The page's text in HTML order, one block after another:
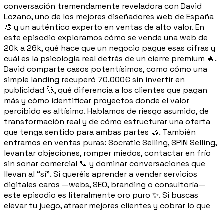
conversación tremendamente reveladora con David
Lozano, uno de los mejores diseñadores web de España
🎨 y un auténtico experto en ventas de alto valor. En
este episodio exploramos cómo se vende una web de
20k a 26k, qué hace que un negocio pague esas cifras y
cuál es la psicología real detrás de un cierre premium 🔥.
David comparte casos potentísimos, como cómo una
simple landing recuperó 70.000€ sin invertir en
publicidad 🚀, qué diferencia a los clientes que pagan
más y cómo identificar proyectos donde el valor
percibido es altísimo. Hablamos de riesgo asumido, de
transformación real y de cómo estructurar una oferta
que tenga sentido para ambas partes 🤝. También
entramos en ventas puras: Socratic Selling, SPIN Selling,
levantar objeciones, romper miedos, contactar en frío
sin sonar comercial 📞 y dominar conversaciones que
llevan al “sí”. Si queréis aprender a vender servicios
digitales caros —webs, SEO, branding o consultoría—
este episodio es literalmente oro puro ✨. Si buscas
elevar tu juego, atraer mejores clientes y cobrar lo que